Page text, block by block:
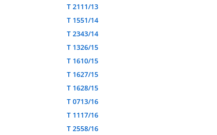
T 2111/13
T 1551/14
T 2343/14
T 1326/15
T 1610/15
T 1627/15
T 1628/15
T 0713/16
T 1117/16
T 2558/16